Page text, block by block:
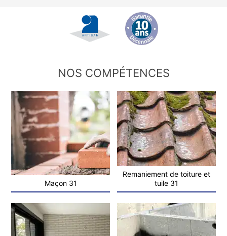
NOS COMPÉTENCES
Maçon 31
Remaniement de toiture et
tuile 31